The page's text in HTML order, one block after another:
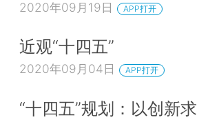
2020年09月19日 APP打开
近观“十四五”
2020年09月04日 APP打开
“十四五”规划：以创新